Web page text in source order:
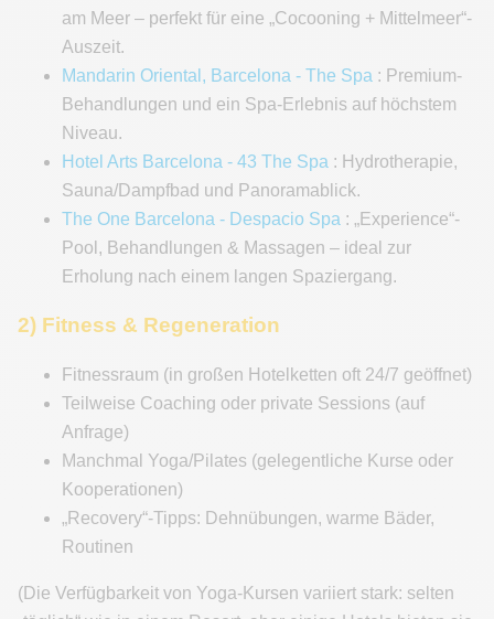
am Meer – perfekt für eine „Cocooning + Mittelmeer“-
Auszeit.
Mandarin Oriental, Barcelona - The Spa : Premium-
Behandlungen und ein Spa-Erlebnis auf höchstem
Niveau.
Hotel Arts Barcelona - 43 The Spa : Hydrotherapie,
Sauna/Dampfbad und Panoramablick.
The One Barcelona - Despacio Spa : „Experience“-
Pool, Behandlungen & Massagen – ideal zur
Erholung nach einem langen Spaziergang.
2) Fitness & Regeneration
Fitnessraum (in großen Hotelketten oft 24/7 geöffnet)
Teilweise Coaching oder private Sessions (auf
Anfrage)
Manchmal Yoga/Pilates (gelegentliche Kurse oder
Kooperationen)
„Recovery“-Tipps: Dehnübungen, warme Bäder,
Routinen
(Die Verfügbarkeit von Yoga-Kursen variiert stark: selten